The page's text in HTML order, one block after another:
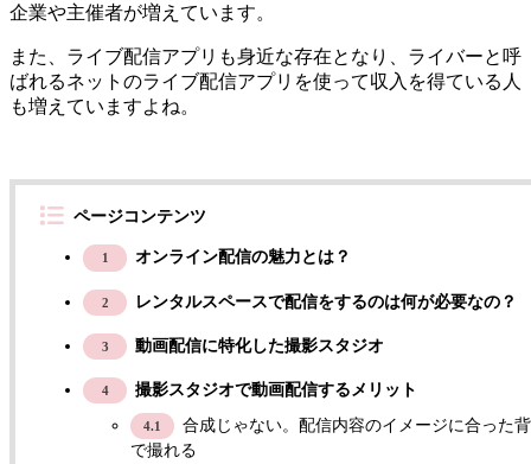
企業や主催者が増えています。
また、ライブ配信アプリも身近な存在となり、ライバーと呼
ばれるネットのライブ配信アプリを使って収入を得ている人
も増えていますよね。
ページコンテンツ
1 オンライン配信の魅力とは？
2 レンタルスペースで配信をするのは何が必要なの？
3 動画配信に特化した撮影スタジオ
4 撮影スタジオで動画配信するメリット
4.1
合成じゃない。配信内容のイメージに合った
で撮れる